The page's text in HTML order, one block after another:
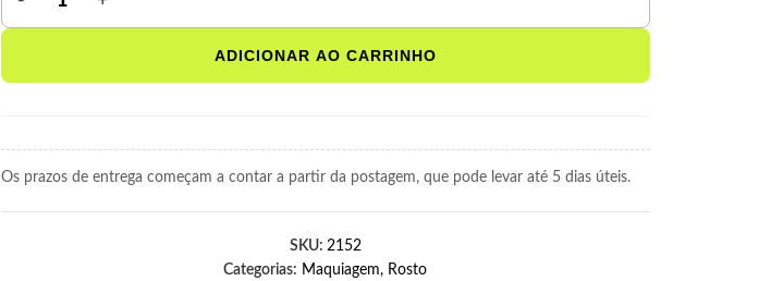
ADICIONAR AO CARRINHO
Os prazos de entrega começam a contar a partir da postagem, que pode levar até 5 dias úteis.
SKU: 2152
Categorias: Maquiagem, Rosto